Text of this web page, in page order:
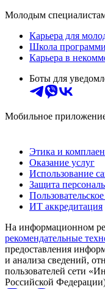
Молодым
Карьера для
Школа
Карьера в
Боты для
Мобильное
Этика и
Оказание услуг
Использование
Защита
ИТ аккредитация
На информационном
рекомендательные
предоставления
и анализа сведений,
пользователей сети
Российской